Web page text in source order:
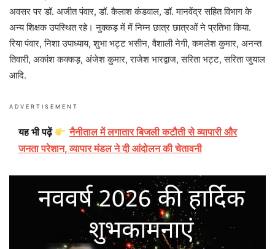
अवसर पर डॉ. अजीत पंवार, डॉ. कैलाश कंडवाल, डॉ. मानवेंद्र सहित विभाग के
अन्य शिक्षक उपस्थित रहे। नुक्कड़ में में निम्न छात्र छात्रओं ने प्रतिभा किया.
रिया पंवार, निशा उपाध्याय, शुभा भट्ट भसीन, वैशाली नेगी, कमलेश कुमार, अनन्त
तिवारी, अकांश कक्कड़, अंजेश कुमार, राजेश भारद्वाज, सरिता भट्ट, सरिता जुयाल
आदि.
ADVERTISEMENT
यह भी पढ़ें
नैनीताल में लगातार बिजली कटौती से व्यापारी और
जनता परेशान, व्यापार मंडल ने दी आंदोलन की चेतावनी